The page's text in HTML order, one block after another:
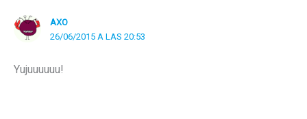
AXO
26/06/2015 A LAS 20:53
Yujuuuuuu!